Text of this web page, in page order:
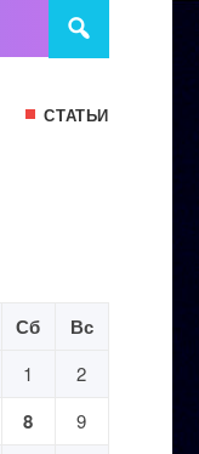
СТАТЬИ
Сб Вс
1
2
8
9